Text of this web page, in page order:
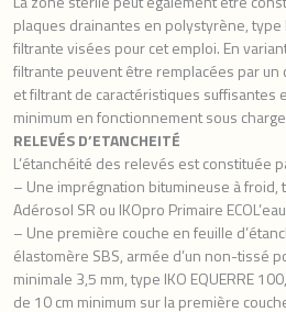
plaques drainantes en polystyrène, type
filtrante visées pour cet emploi. En
filtrante peuvent être remplacées par
et filtrant de caractéristiques suffisantes
minimum en fonctionnement sous
RELEVÉS D’ETANCHEITÉ
L’étanchéité des relevés est constituée
– Une imprégnation bitumineuse à froid,
Adérosol SR ou IKOpro Primaire
– Une première couche en feuille
élastomère SBS, armée d’un non-tissé
minimale 3,5 mm, type IKO EQUERRE
de 10 cm minimum sur la première